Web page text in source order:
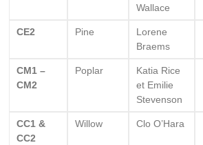
Wallace
CE2 Pine
Lorene
Braems
CM1 –
CM2
Poplar
Katia Rice
et Emilie
Stevenson
CC1 &
CC2
Willow Clo O’Hara